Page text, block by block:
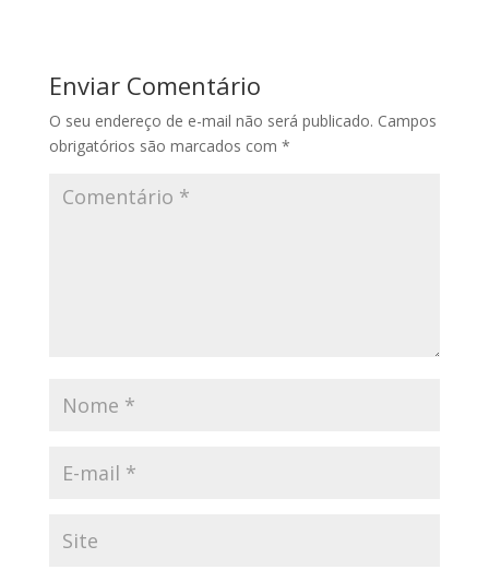
Enviar Comentário
O seu endereço de e-mail não será publicado. Campos
obrigatórios são marcados com *